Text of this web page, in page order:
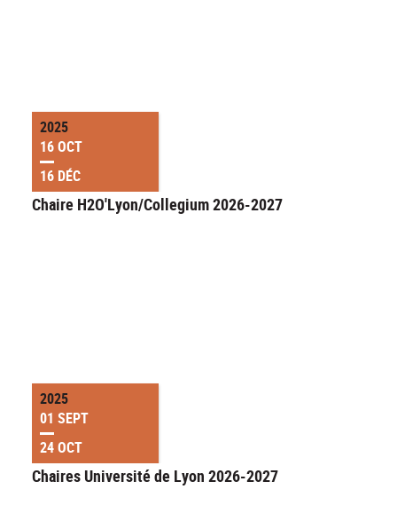
2025
16 OCT
16 DÉC
Chaire H2O'Lyon/Collegium 2026-2027
2025
01 SEPT
24 OCT
Chaires Université de Lyon 2026-2027